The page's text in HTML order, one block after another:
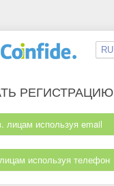
RU
РЕГИСТРАЦИЮ
лицам используя email
используя телефон